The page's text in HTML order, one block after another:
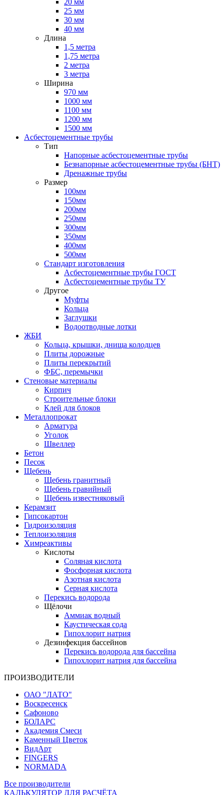
20 мм
25 мм
30 мм
40 мм
Длина
1,5 метра
1,75 метра
2 метра
3 метра
Ширина
970 мм
1000 мм
1100 мм
1200 мм
1500 мм
Асбестоцементные трубы
Тип
Напорные асбестоцементные трубы
Безнапорные асбестоцементные трубы (БНТ)
Дренажные трубы
Размер
100мм
150мм
200мм
250мм
300мм
350мм
400мм
500мм
Стандарт изготовления
Асбестоцементные трубы ГОСТ
Асбестоцементные трубы ТУ
Другое
Муфты
Кольца
Заглушки
Водоотводные лотки
ЖБИ
Кольца, крышки, днища колодцев
Плиты дорожные
Плиты перекрытий
ФБС, перемычки
Стеновые материалы
Кирпич
Строительные блоки
Клей для блоков
Металлопрокат
Арматура
Уголок
Швеллер
Бетон
Песок
Щебень
Щебень гранитный
Щебень гравийный
Щебень известняковый
Керамзит
Гипсокартон
Гидроизоляция
Теплоизоляция
Химреактивы
Кислоты
Соляная кислота
Фосфорная кислота
Азотная кислота
Серная кислота
Перекись водорода
Щёлочи
Аммиак водный
Каустическая сода
Гипохлорит натрия
Дезинфекция бассейнов
Перекись водорода для бассейна
Гипохлорит натрия для бассейна
ПРОИЗВОДИТЕЛИ
ОАО "ЛАТО"
Воскресенск
Сафоново
БОЛАРС
Академия Смеси
Каменный Цветок
ВидАрт
FINGERS
NORMADA
Все производители
КАЛЬКУЛЯТОР ДЛЯ РАСЧЁТА